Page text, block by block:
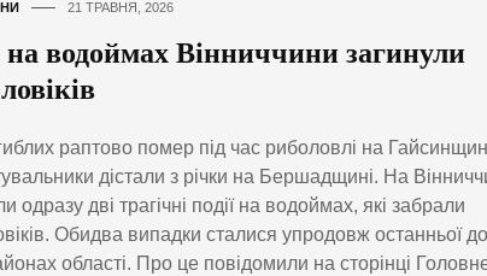
21 ТРАВНЯ, 2026
на водоймах Вінниччини загинули
раптово помер під час риболовлі на
дістали з річки на Бершадщині. На
одразу дві трагічні події на водоймах, які забрали
Обидва випадки сталися упродовж останньої
області. Про це повідомили на сторінці